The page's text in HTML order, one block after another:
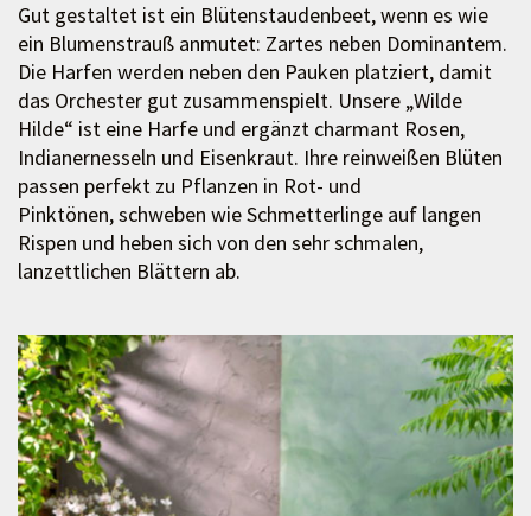
Gut gestaltet ist ein Blütenstaudenbeet, wenn es wie
ein Blumenstrauß anmutet: Zartes neben Dominantem.
Die Harfen werden neben den Pauken platziert, damit
das Orchester gut zusammenspielt. Unsere „Wilde
Hilde“ ist eine Harfe und ergänzt charmant Rosen,
Indianernesseln und Eisenkraut. Ihre reinweißen Blüten
passen perfekt zu Pflanzen in Rot- und
Pinktönen, schweben wie Schmetterlinge auf langen
Rispen und heben sich von den sehr schmalen,
lanzettlichen Blättern ab.